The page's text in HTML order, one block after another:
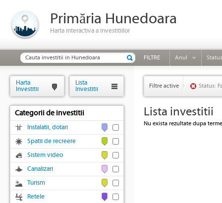
Primăria Hunedoara
Harta interactiva a investitiilor
FILTRE Anul Status
Filtre active Status:
Lista investitii
Nu exista rezultate dupa
Harta
Investitii
Lista
Investitii
Categorii de investitii
Instalatii, dotari
Spatii de recreere
Sistem video
Canalizari
Turism
Retele